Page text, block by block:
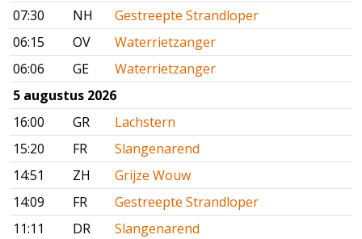
07:30
NH
Gestreepte Strandloper
06:15
OV
Waterrietzanger
06:06
GE
Waterrietzanger
5 augustus 2026
16:00
GR
Lachstern
15:20
FR
Slangenarend
14:51
ZH
Grijze Wouw
14:09
FR
Gestreepte Strandloper
11:11
DR
Slangenarend